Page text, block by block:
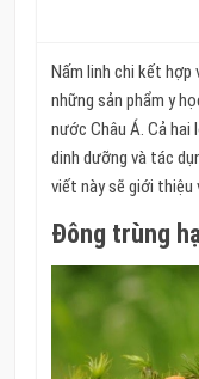
Nấm linh chi kết
những sản phẩm y
nước Châu Á. Cả hai
dinh dưỡng và tác
viết này sẽ giới thiệu
Đông trùng